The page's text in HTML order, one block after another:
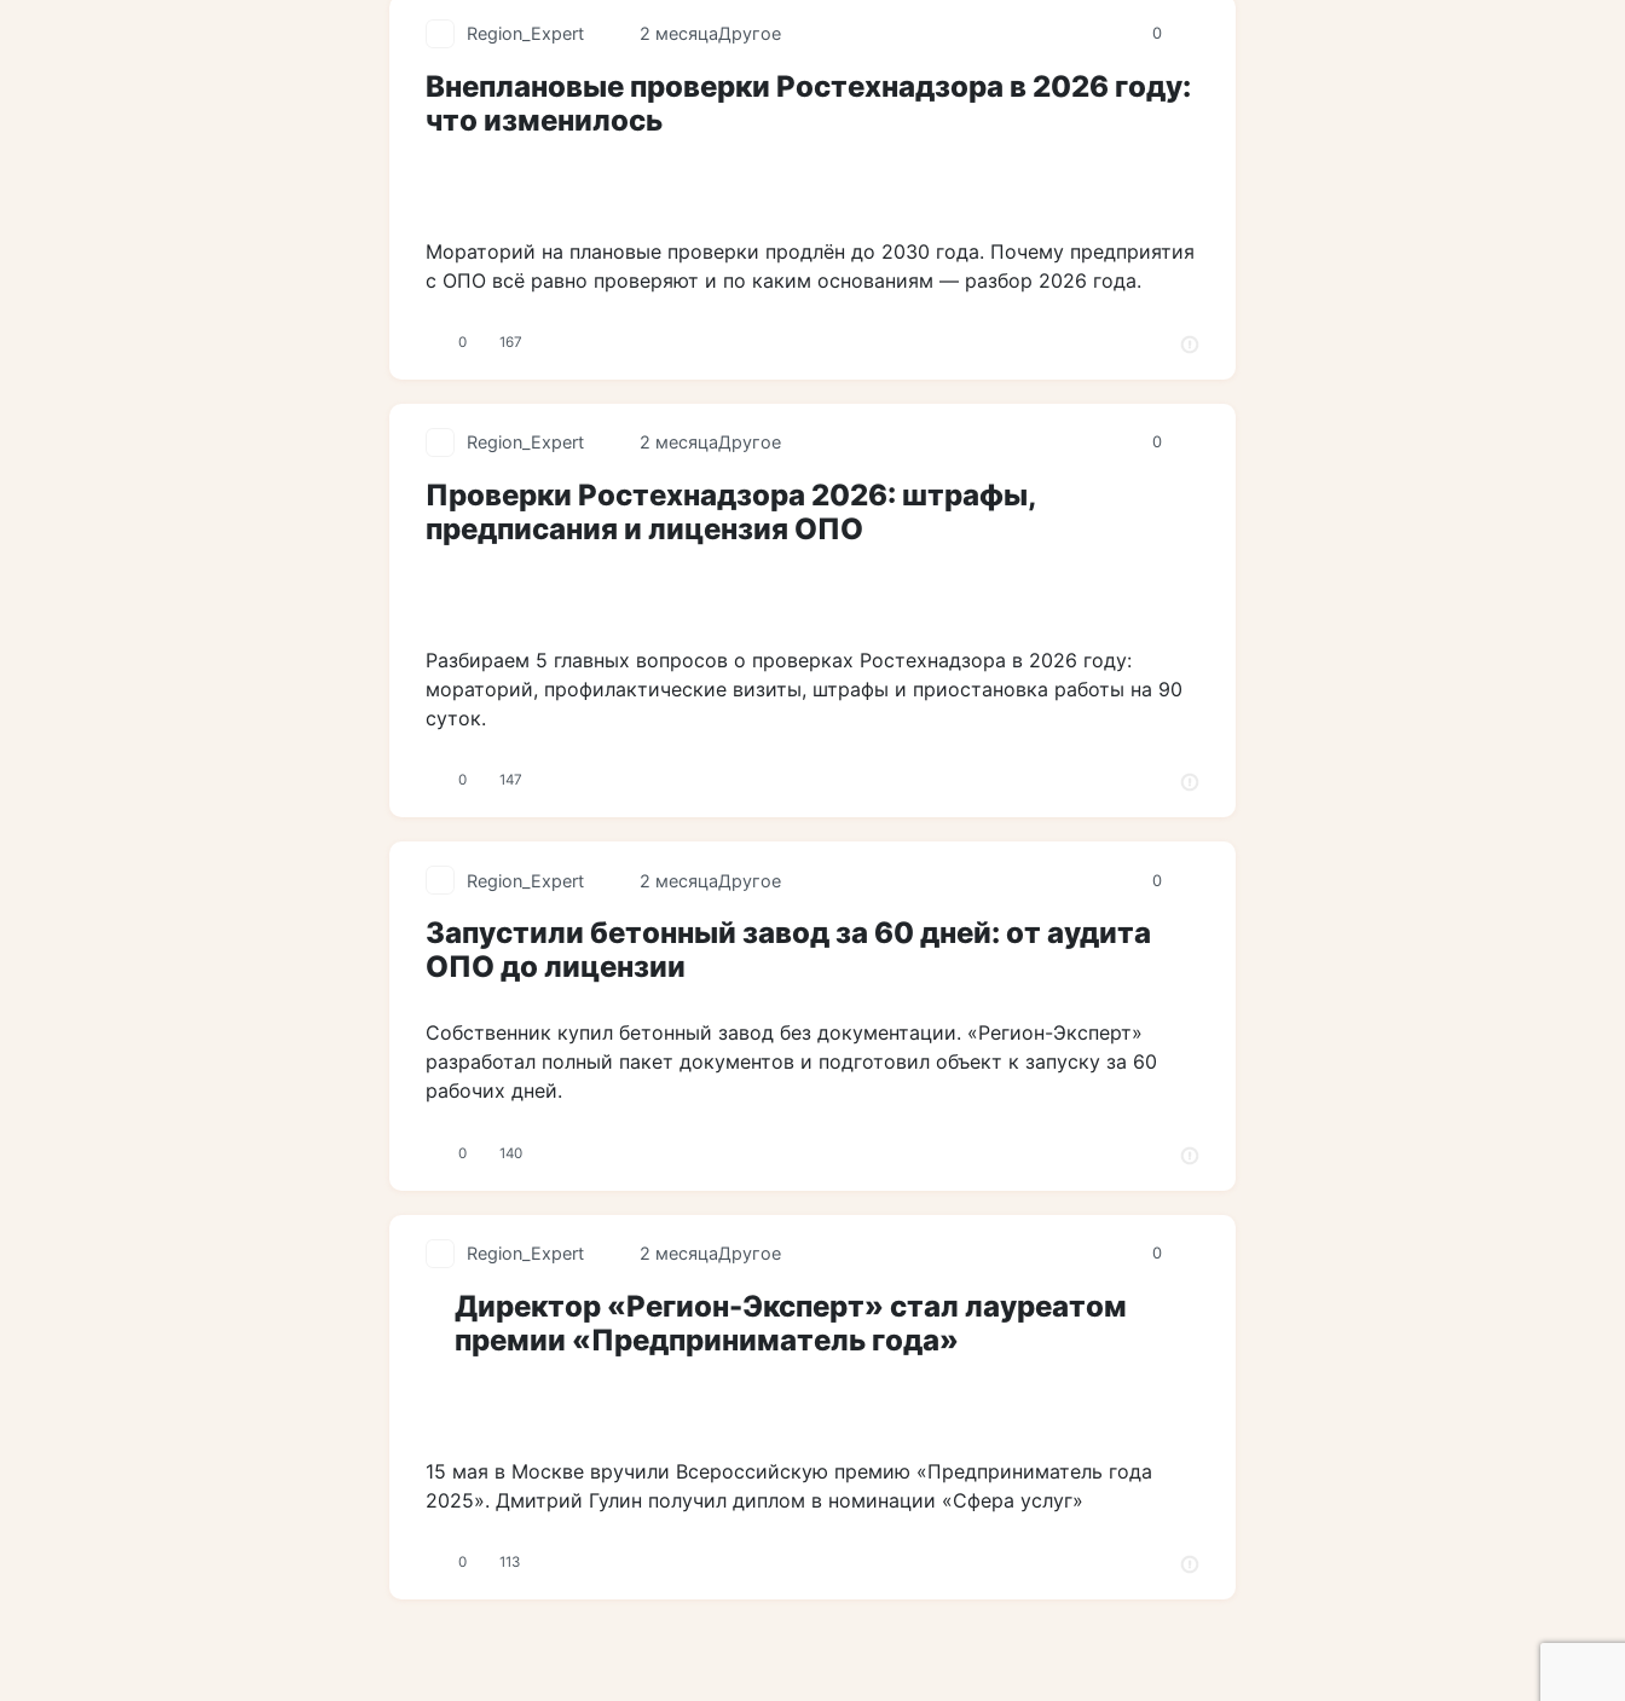
0
Region_Expert 2 месяцаДругое
Внеплановые проверки Ростехнадзора в 2026 году:
что изменилось
Мораторий на плановые проверки продлён до 2030 года. Почему предприятия
с ОПО всё равно проверяют и по каким основаниям — разбор 2026 года.
0 167
0
Region_Expert 2 месяцаДругое
Проверки Ростехнадзора 2026: штрафы,
предписания и лицензия ОПО
Разбираем 5 главных вопросов о проверках Ростехнадзора в 2026 году:
мораторий, профилактические визиты, штрафы и приостановка работы на 90
суток.
0 147
0
Region_Expert 2 месяцаДругое
Запустили бетонный завод за 60 дней: от аудита
ОПО до лицензии
Собственник купил бетонный завод без документации. «Регион-Эксперт»
разработал полный пакет документов и подготовил объект к запуску за 60
рабочих дней.
0 140
0
Region_Expert 2 месяцаДругое
Директор «Регион-Эксперт» стал лауреатом
премии «Предприниматель года»
15 мая в Москве вручили Всероссийскую премию «Предприниматель года
2025». Дмитрий Гулин получил диплом в номинации «Сфера услуг»
0 113